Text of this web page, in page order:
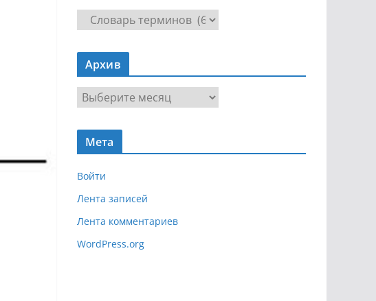
а
в
г
я
Архив
р
х
Мета
Войти
Лента записей
Лента комментариев
WordPress.org